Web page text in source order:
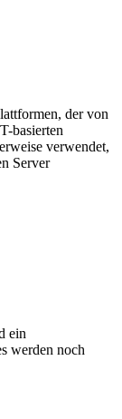
der von
basierten
verwendet,
Server
ein
werden noch